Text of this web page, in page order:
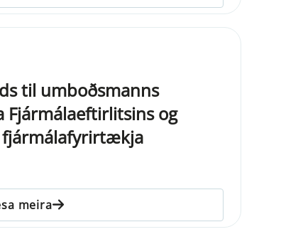
til umboðsmanns
og
fjármálafyrirtækja
meira